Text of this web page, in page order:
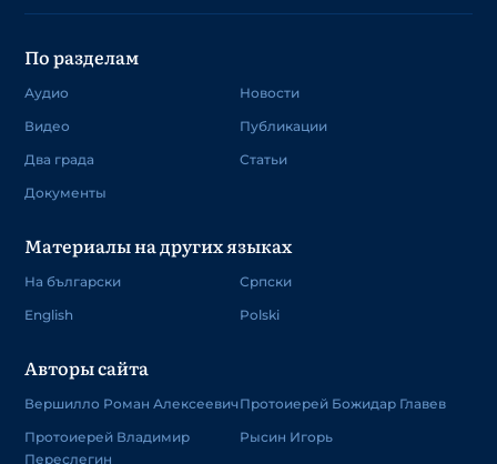
По разделам
Аудио
Видео
Два града
Документы
Новости
Публикации
Статьи
Материалы на других языках
На български
English
Српски
Polski
Авторы сайта
Вершилло Роман Алексеевич
Протоиерей Владимир
Переслегин
Протоиерей Божидар Главев
Рысин Игорь